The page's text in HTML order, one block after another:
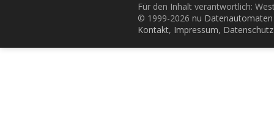
Für den Inhalt verantwortlich:
© 1999-2026 nu
Kontakt, Impressum, Datenschutz